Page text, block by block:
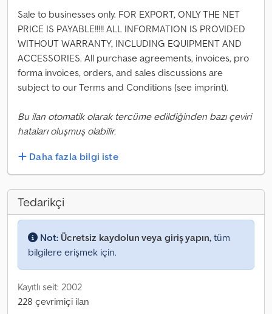
Sale to businesses only. FOR EXPORT, ONLY THE NET
PRICE IS PAYABLE!!!!! ALL INFORMATION IS PROVIDED
WITHOUT WARRANTY, INCLUDING EQUIPMENT AND
ACCESSORIES. All purchase agreements, invoices, pro
forma invoices, orders, and sales discussions are
subject to our Terms and Conditions (see imprint).
Bu ilan otomatik olarak tercüme edildiğinden bazı çeviri
hataları oluşmuş olabilir.
Daha fazla bilgi iste
Tedarikçi
Not: Ücretsiz kaydolun veya giriş yapın, tüm
bilgilere erişmek için.
Kayıtlı seit: 2002
228 çevrimiçi ilan